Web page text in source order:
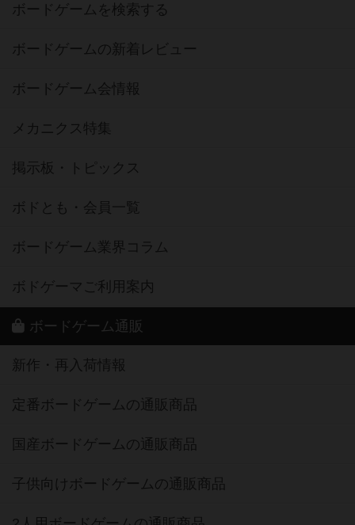
ボードゲームを検索する
ボードゲームの新着レビュー
ボードゲーム会情報
メカニクス特集
掲示板・トピックス
ボドとも・会員一覧
ボードゲーム業界コラム
ボドゲーマご利用案内
ボードゲーム通販
新作・再入荷情報
定番ボードゲームの通販商品
国産ボードゲームの通販商品
子供向けボードゲームの通販商品